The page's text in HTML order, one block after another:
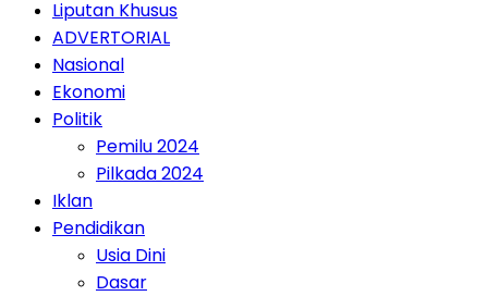
Liputan Khusus
ADVERTORIAL
Nasional
Ekonomi
Politik
Pemilu 2024
Pilkada 2024
Iklan
Pendidikan
Usia Dini
Dasar